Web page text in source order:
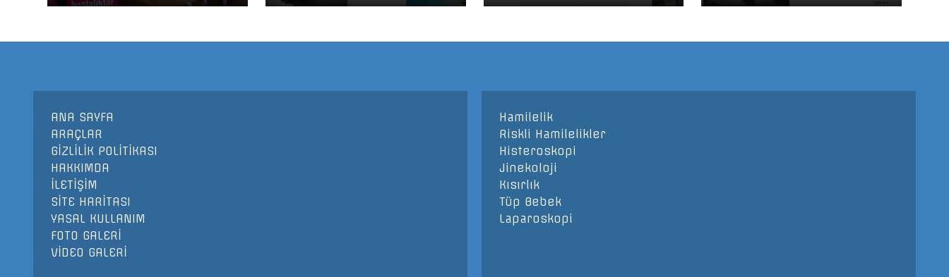
ANA SAYFA
ARAÇLAR
GİZLİLİK POLİTİKASI
HAKKIMDA
İLETİŞİM
SİTE HARİTASI
YASAL KULLANIM
FOTO GALERİ
VİDEO GALERİ
Hamilelik
Riskli Hamilelikler
Histeroskopi
Jinekoloji
Kısırlık
Tüp Bebek
Laparoskopi